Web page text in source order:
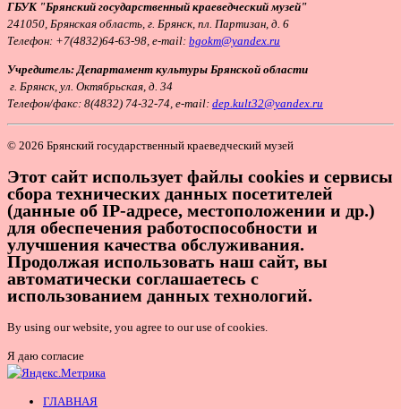
ГБУК "Брянский государственный краеведческий музей"
241050, Брянская область, г. Брянск, пл. Партизан, д. 6
Телефон: +7(4832)64-63-98, e-mail: bgokm@yandex.ru
Учредитель: Департамент культуры Брянской области
г. Брянск, ул. Октябрьская, д. 34
Телефон/факс: 8(4832) 74-32-74, e-mail: dep.kult32@yandex.ru
© 2026 Брянский государственный краеведческий музей
Этот сайт использует файлы cookies и сервисы
сбора технических данных посетителей
(данные об IP-адресе, местоположении и др.)
для обеспечения работоспособности и
улучшения качества обслуживания.
Продолжая использовать наш сайт, вы
автоматически соглашаетесь с
использованием данных технологий.
By using our website, you agree to our use of cookies.
Я даю согласие
ГЛАВНАЯ